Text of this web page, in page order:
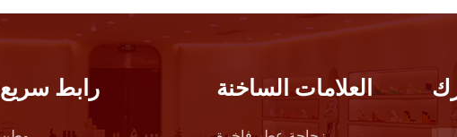
رابط سريع العلامات الساخنة